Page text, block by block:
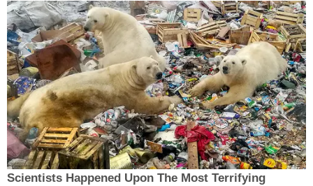
Scientists Happened Upon The Most Terrifying